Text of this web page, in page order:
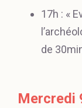
17h : «
de
Mercredi